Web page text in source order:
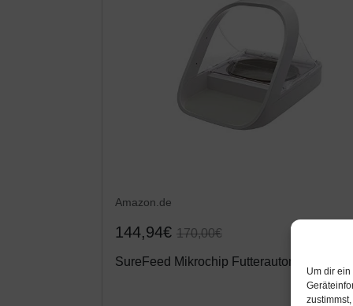
Um dir
Amazon.de
144,94€ 170,00€
SureFeed Mikrochip Futterautomat